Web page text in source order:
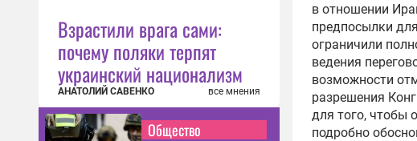
Взрастили врага сами:
почему поляки терпят
украинский национализм
АНАТОЛИЙ САВЕНКО все мнения
Общество
в отношении
предпосылки
ограничили
ведения
возможности
разрешения
для того, чтобы
подробно